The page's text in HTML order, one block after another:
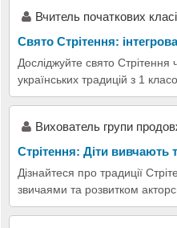
Вчитель початкових
Свято Стрітення:
Досліджуйте свято Стрітення
українських традицій з 1
Вихователь групи
Стрітення: Діти вивчають
Дізнайтеся про традиції
звичаями та розвитком